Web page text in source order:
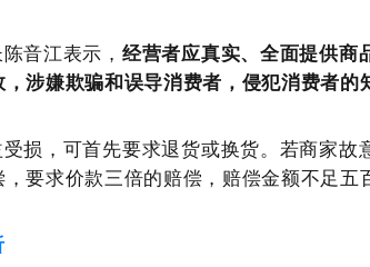
音江表示， 经营者应真实、全面提供商
涉嫌欺骗和误导消费者，侵犯消费者的
损，可首先要求退货或换货。若商家
要求价款三倍的赔偿，赔偿金额不足